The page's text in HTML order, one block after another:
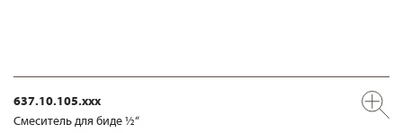
637.10.105.xxx
Смеситель для биде ½“